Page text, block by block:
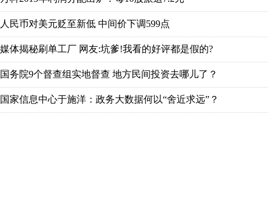
人民币对美元贬至新低 中间价下调599点
媒体揭秘刷单工厂 网友:坑爹!我看的好评都是假的?
国务院9个督查组实地督查 地方民间投资去哪儿了？
国家信息中心于施洋：政务大数据何以“舍近求远”？